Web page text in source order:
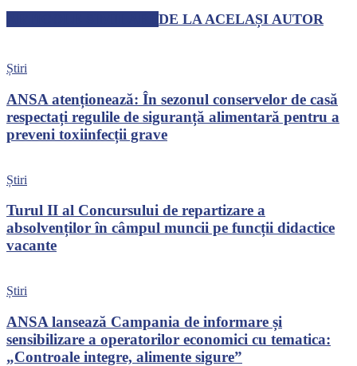
DE LA ACELAȘI AUTOR
Știri
ANSA atenționează: În sezonul conservelor de casă
respectați regulile de siguranță alimentară pentru a
preveni toxiinfecții grave
Știri
Turul II al Concursului de repartizare a
absolvenților în câmpul muncii pe funcții didactice
vacante
Știri
ANSA lansează Campania de informare și
sensibilizare a operatorilor economici cu tematica:
„Controale integre, alimente sigure”